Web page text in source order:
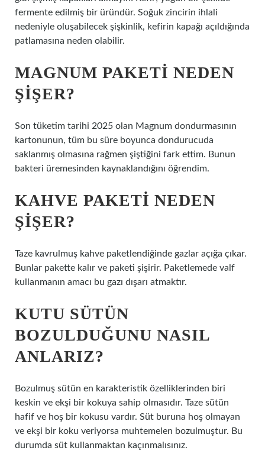
fermente edilmiş bir üründür. Soğuk zincirin ihlali
nedeniyle oluşabilecek şişkinlik, kefirin kapağı açıldığında
patlamasına neden olabilir.
MAGNUM PAKETI NEDEN
ŞIŞER?
Son tüketim tarihi 2025 olan Magnum dondurmasının
kartonunun, tüm bu süre boyunca dondurucuda
saklanmış olmasına rağmen şiştiğini fark ettim. Bunun
bakteri üremesinden kaynaklandığını öğrendim.
KAHVE PAKETI NEDEN
ŞIŞER?
Taze kavrulmuş kahve paketlendiğinde gazlar açığa çıkar.
Bunlar pakette kalır ve paketi şişirir. Paketlemede valf
kullanmanın amacı bu gazı dışarı atmaktır.
KUTU SÜTÜN
BOZULDUĞUNU NASIL
ANLARIZ?
Bozulmuş sütün en karakteristik özelliklerinden biri
keskin ve ekşi bir kokuya sahip olmasıdır. Taze sütün
hafif ve hoş bir kokusu vardır. Süt buruna hoş olmayan
ve ekşi bir koku veriyorsa muhtemelen bozulmuştur. Bu
durumda süt kullanmaktan kaçınmalısınız.